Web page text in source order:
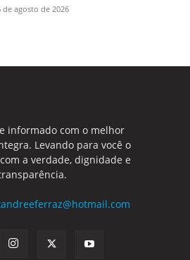
de agosto de 2026
informado com o melhor
Levando para você o
a verdade, dignidade e